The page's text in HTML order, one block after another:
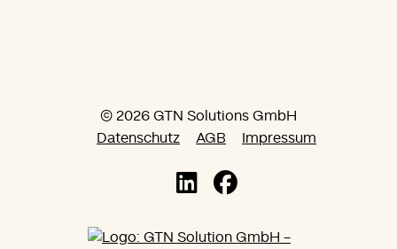
© 2026 GTN Solutions GmbH
Datenschutz
AGB Impressum